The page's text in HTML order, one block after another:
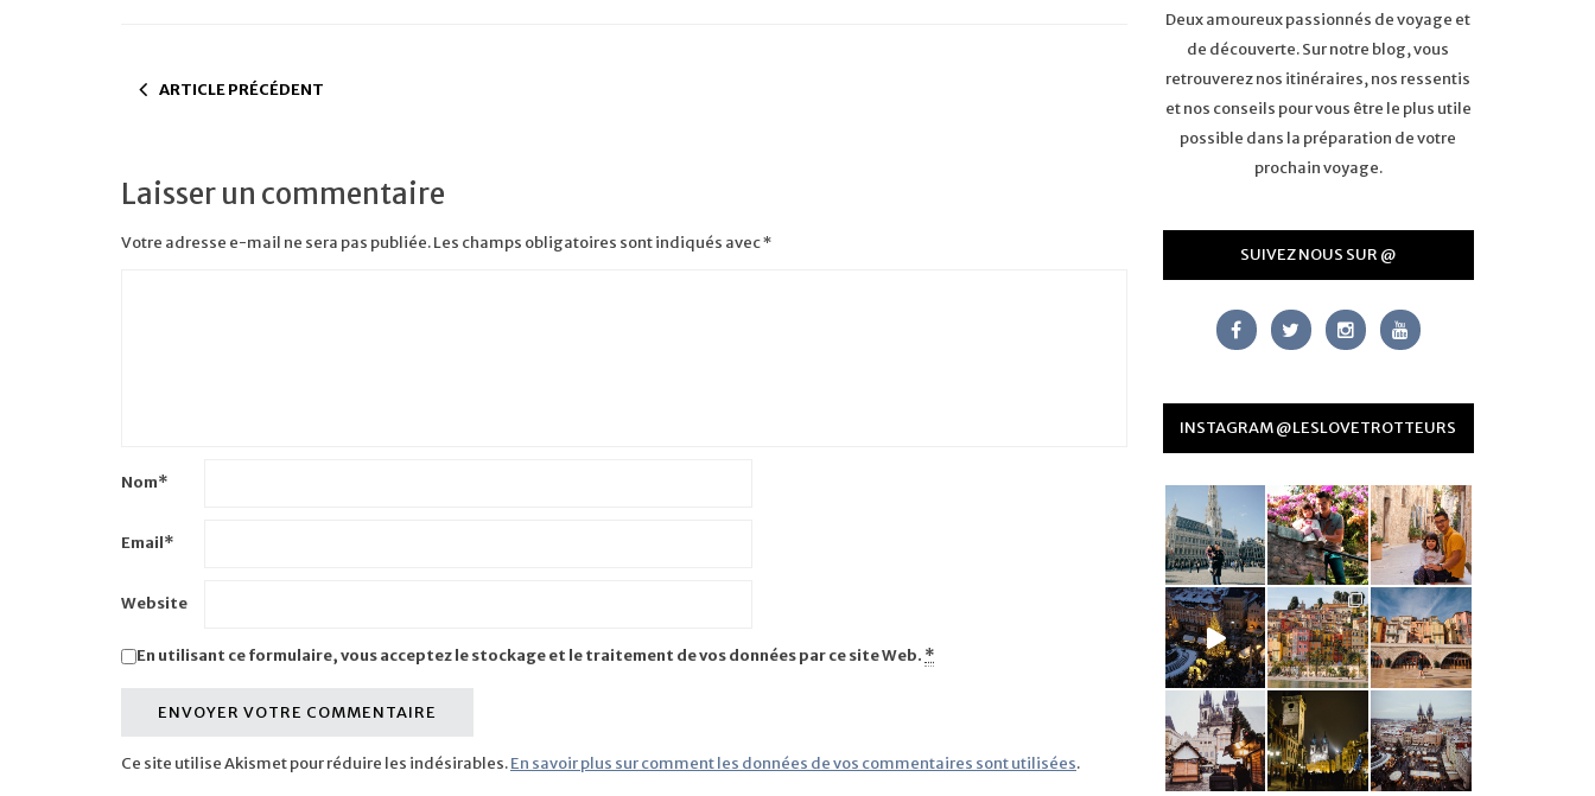
ARTICLE PRÉCÉDENT
Laisser un commentaire
Votre adresse e-mail ne sera pas publiée.Les champs obligatoires sont indiqués avec*
Nom*
Email*
Website
En utilisant ce formulaire, vous acceptez le stockage et le traitement de vos données par ce site Web. *
Ce site utilise Akismet pour réduire les indésirables.En savoir plus sur comment les données de vos commentaires sont utilisées.
Deux amoureux passionnés de voyage et
de découverte. Sur notre blog, vous
retrouverez nos itinéraires, nos ressentis
et nos conseils pour vous être le plus utile
possible dans la préparation de votre
prochain voyage.
SUIVEZ NOUS SUR @
INSTAGRAM @LESLOVETROTTEURS